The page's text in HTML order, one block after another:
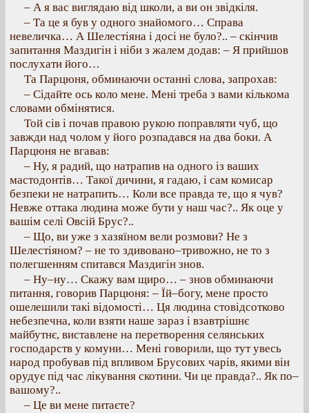
– А я вас виглядаю від школи, а ви он звідкіля.
– Та це я був у одного знайомого… Справа
невеличка… А Шелестіяна і досі не було?.. – скінчив
запитання Маздигін і ніби з жалем додав: – Я прийшов
послухати його…
Та Парцюня, обминаючи останні слова, запрохав:
– Сідайте ось коло мене. Мені треба з вами кількома
словами обмінятися.
Той сів і почав правою рукою поправляти чуб, що
завжди над чолом у його розпадався на два боки. А
Парцюня не вгавав:
– Ну, я радий, що натрапив на одного із ваших
мастодонтів… Такої дичини, я гадаю, і сам комисар
безпеки не натрапить… Коли все правда те, що я чув?
Невже оттака людина може бути у наш час?.. Як оце у
вашім селі Овсій Брус?..
– Що, ви уже з хазяїном вели розмови? Не з
Шелестіяном? – не то здивовано–тривожно, не то з
полегшенням спитався Маздигін знов.
– Ну–ну… Скажу вам щиро… – знов обминаючи
питання, говорив Парцюня: – Їй–богу, мене просто
ошелешили такі відомості… Ця людина стовідсотково
небезпечна, коли взяти наше зараз і взавтрішнє
майбутнє, виставлене на перетворення селянських
господарств у комуни… Мені говорили, що тут увесь
народ пробував під впливом Брусових чарів, якими він
орудує під час лікування скотини. Чи це правда?.. Як по–
вашому?..
– Це ви мене питаєте?